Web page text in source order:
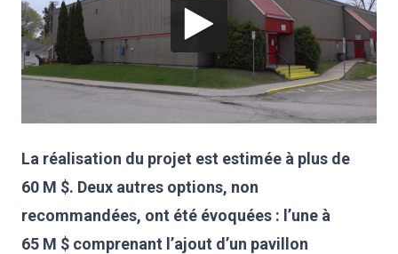
La réalisation du projet est estimée à plus de
60 M $. Deux autres options, non
recommandées, ont été évoquées : l’une à
65 M $ comprenant l’ajout d’un pavillon